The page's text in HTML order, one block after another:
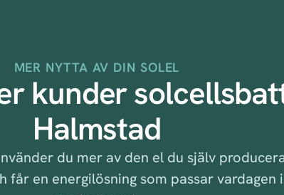
MER NYTTA AV DIN SOLEL
kunder
Halmstad
du mer av den el du själv
får en energilösning som passar vardagen